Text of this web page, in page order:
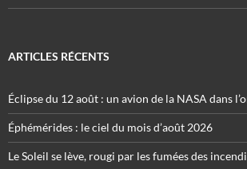
ARTICLES RÉCENTS
Éclipse du 12 août : un avion de la NASA dans
Éphémérides : le ciel du mois d’août 2026
Le Soleil se lève, rougi par les fumées des